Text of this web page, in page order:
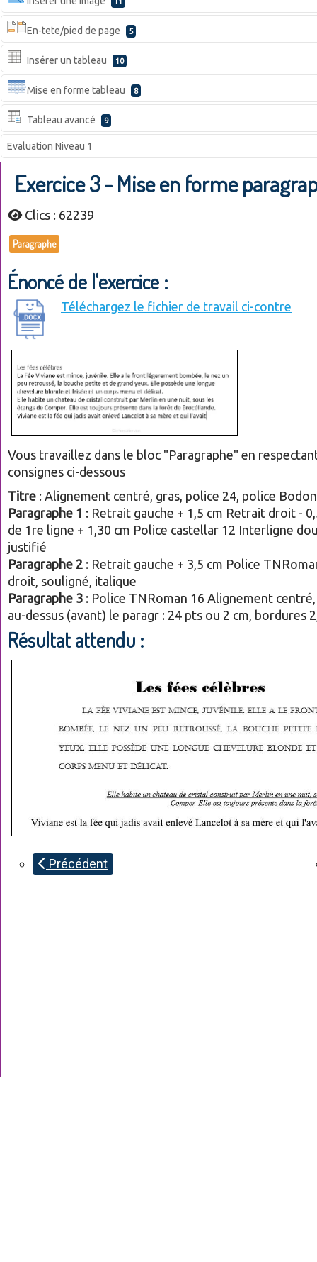
En-tete/pied de page 5
Insérer un tableau 10
Mise en forme tableau 8
Tableau avancé 9
Evaluation Niveau 1
Exercice 3 - Mise en forme
Clics : 62239
Paragraphe
Énoncé de l'exercice :
Téléchargez le fichier de travail ci-contre
Vous travaillez dans le bloc "Paragraphe" en
consignes ci-dessous
Titre : Alignement centré, gras, police 24, police
Paragraphe 1 : Retrait gauche + 1,5 cm Retrait droit -
de 1re ligne + 1,30 cm Police castellar 12 Interligne
justifié
Paragraphe 2 : Retrait gauche + 3,5 cm Police
droit, souligné, italique
Paragraphe 3 : Police TNRoman 16 Alignement
au-dessus (avant) le paragr : 24 pts ou 2 cm, bordures
Résultat attendu :
Précédent